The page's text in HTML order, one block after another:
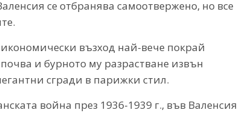
се отбранява самоотвержено, но все
икономически възход най-вече покрай
и бурното му разрастване извън
сгради в парижки стил.
война през 1936-1939 г., във Валенсия